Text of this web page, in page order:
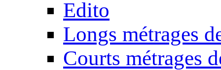
Edito
Longs métrages
Courts métrages